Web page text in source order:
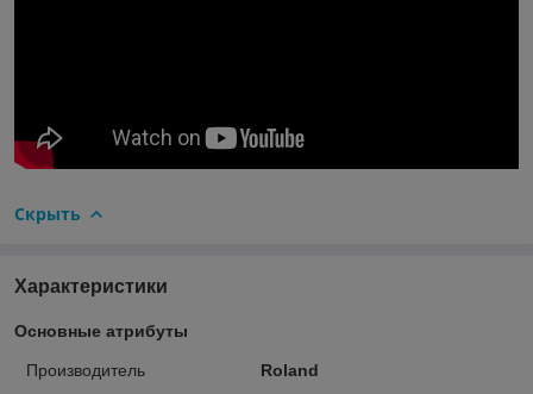
Скрыть
Характеристики
Основные атрибуты
Производитель
Roland